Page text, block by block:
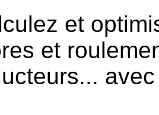
et
et